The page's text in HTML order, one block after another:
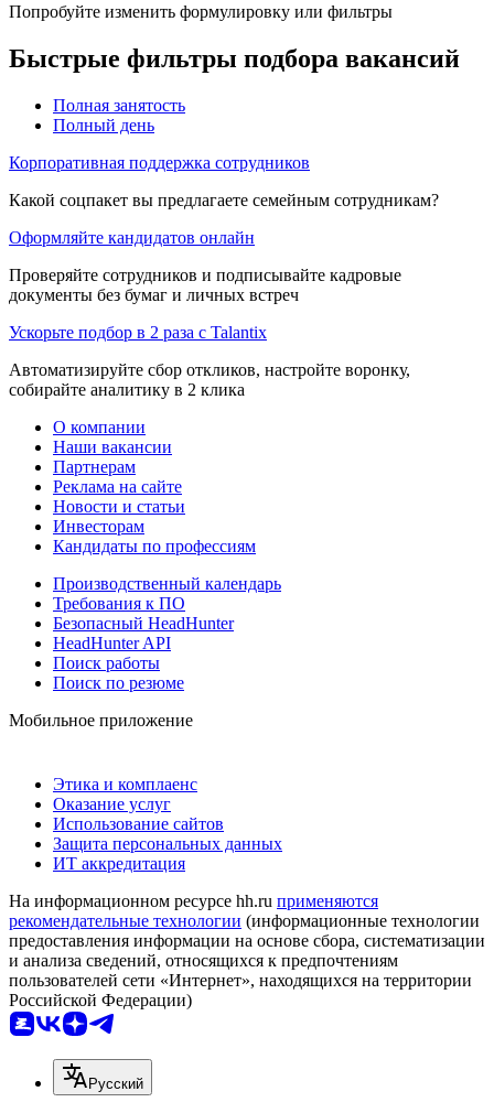
Попробуйте изменить формулировку или фильтры
Быстрые фильтры подбора вакансий
Полная занятость
Полный день
Корпоративная поддержка сотрудников
Какой соцпакет вы предлагаете семейным сотрудникам?
Оформляйте кандидатов онлайн
Проверяйте сотрудников и подписывайте кадровые
документы без бумаг и личных встреч
Ускорьте подбор в 2 раза с Talantix
Автоматизируйте сбор откликов, настройте воронку,
собирайте аналитику в 2 клика
О компании
Наши вакансии
Партнерам
Реклама на сайте
Новости и статьи
Инвесторам
Кандидаты по профессиям
Производственный календарь
Требования к ПО
Безопасный HeadHunter
HeadHunter API
Поиск работы
Поиск по резюме
Мобильное приложение
Этика и комплаенс
Оказание услуг
Использование сайтов
Защита персональных данных
ИТ аккредитация
На информационном ресурсе hh.ru применяются
рекомендательные технологии (информационные технологии
предоставления информации на основе сбора, систематизации
и анализа сведений, относящихся к предпочтениям
пользователей сети «Интернет», находящихся на территории
Российской Федерации)
Русский